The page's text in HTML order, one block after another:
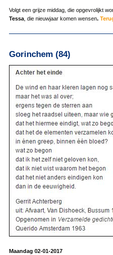
Volgt een grijze middag, die opgevrolijkt
Tessa, die nieuwjaar komen wensen.
Gorinchem (84)
Maandag 02-01-2017